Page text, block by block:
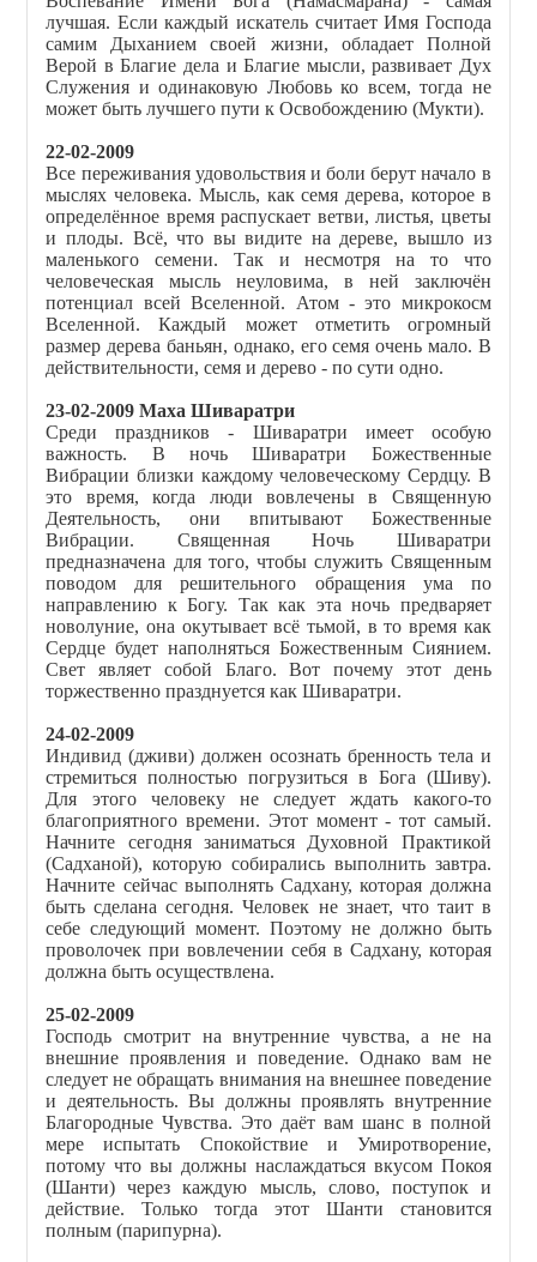
лучшая. Если каждый искатель считает Имя Господа
самим Дыханием своей жизни, обладает Полной
Верой в Благие дела и Благие мысли, развивает Дух
Служения и одинаковую Любовь ко всем, тогда не
может быть лучшего пути к Освобождению (Мукти).
22-02-2009
Все переживания удовольствия и боли берут начало в
мыслях человека. Мысль, как семя дерева, которое в
определённое время распускает ветви, листья, цветы
и плоды. Всё, что вы видите на дереве, вышло из
маленького семени. Так и несмотря на то что
человеческая мысль неуловима, в ней заключён
потенциал всей Вселенной. Атом - это микрокосм
Вселенной. Каждый может отметить огромный
размер дерева баньян, однако, его семя очень мало. В
действительности, семя и дерево - по сути одно.
23-02-2009 Маха Шиваратри
Среди праздников - Шиваратри имеет особую
важность. В ночь Шиваратри Божественные
Вибрации близки каждому человеческому Сердцу. В
это время, когда люди вовлечены в Священную
Деятельность, они впитывают Божественные
Вибрации. Священная Ночь Шиваратри
предназначена для того, чтобы служить Священным
поводом для решительного обращения ума по
направлению к Богу. Так как эта ночь предваряет
новолуние, она окутывает всё тьмой, в то время как
Сердце будет наполняться Божественным Сиянием.
Свет являет собой Благо. Вот почему этот день
торжественно празднуется как Шиваратри.
24-02-2009
Индивид (дживи) должен осознать бренность тела и
стремиться полностью погрузиться в Бога (Шиву).
Для этого человеку не следует ждать какого-то
благоприятного времени. Этот момент - тот самый.
Начните сегодня заниматься Духовной Практикой
(Садханой), которую собирались выполнить завтра.
Начните сейчас выполнять Садхану, которая должна
быть сделана сегодня. Человек не знает, что таит в
себе следующий момент. Поэтому не должно быть
проволочек при вовлечении себя в Садхану, которая
должна быть осуществлена.
25-02-2009
Господь смотрит на внутренние чувства, а не на
внешние проявления и поведение. Однако вам не
следует не обращать внимания на внешнее поведение
и деятельность. Вы должны проявлять внутренние
Благородные Чувства. Это даёт вам шанс в полной
мере испытать Спокойствие и Умиротворение,
потому что вы должны наслаждаться вкусом Покоя
(Шанти) через каждую мысль, слово, поступок и
действие. Только тогда этот Шанти становится
полным (парипурна).